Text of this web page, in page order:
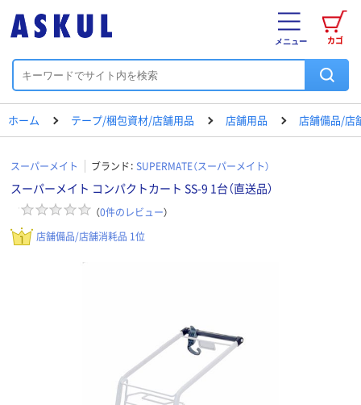
カゴ
メニュー
ホーム テープ/梱包資材/店舗用品 店舗用品 店舗備品/店
スーパーメイト ブランド： SUPERMATE（スーパーメイト）
スーパーメイト コンパクトカート SS-9 1台（直送品）
（0件のレビュー）
店舗備品/店舗消耗品 1位